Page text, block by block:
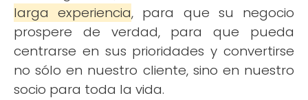
larga experiencia, para que su negocio
prospere de verdad, para que pueda
centrarse en sus prioridades y convertirse
no sólo en nuestro cliente, sino en nuestro
socio para toda la vida.